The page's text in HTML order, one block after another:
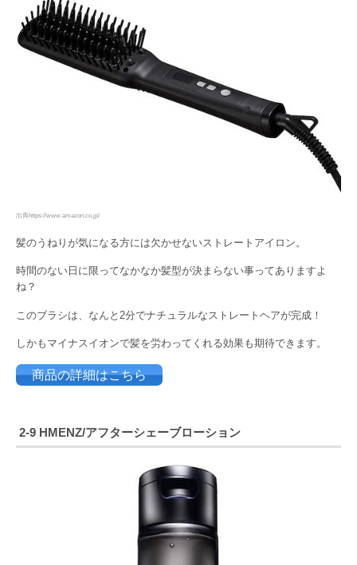
出典https://www.amazon.co.jp/
髪のうねりが気になる方には欠かせないストレートアイロン。
時間のない日に限ってなかなか髪型が決まらない事ってありますよ
ね？
このブラシは、なんと2分でナチュラルなストレートヘアが完成！
しかもマイナスイオンで髪を労わってくれる効果も期待できます。
商品の詳細はこちら
2-9 HMENZ/アフターシェーブローション